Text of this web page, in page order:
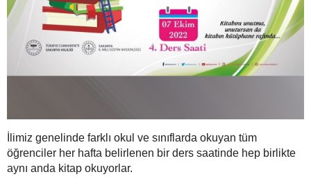
İlimiz genelinde farklı okul ve sınıflarda okuyan tüm
öğrenciler her hafta belirlenen bir ders saatinde hep birlikte
aynı anda kitap okuyorlar.